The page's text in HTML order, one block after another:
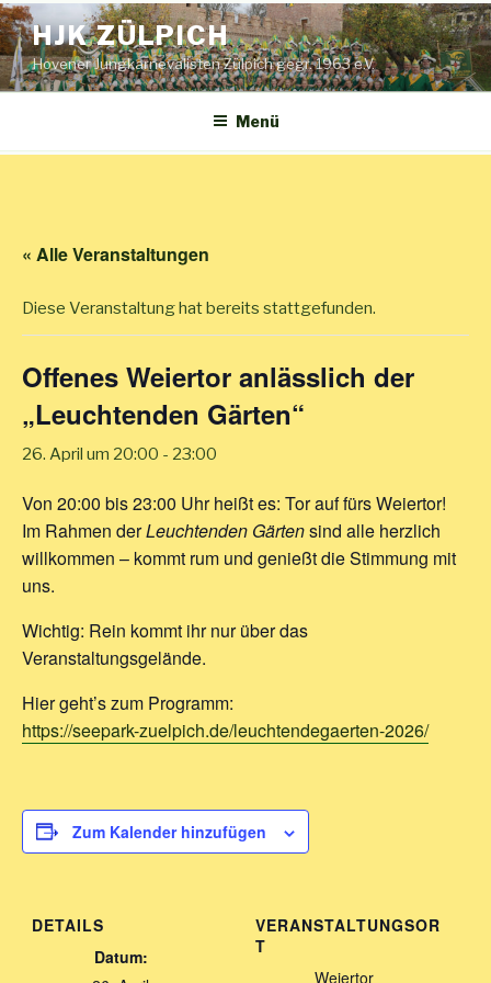
Zum
Inhalt
springen
HJK ZÜLPICH
Hovener Jungkarnevalisten Zülpich gegr. 1963 e.V.
Menü
« Alle Veranstaltungen
Diese Veranstaltung hat bereits stattgefunden.
Offenes Weiertor anlässlich der
„Leuchtenden Gärten“
26. April um 20:00 - 23:00
Von 20:00 bis 23:00 Uhr heißt es: Tor auf fürs Weiertor!
Im Rahmen derLeuchtenden Gärtensind alle herzlich
willkommen – kommt rum und genießt die Stimmung mit
uns.
Wichtig: Rein kommt ihr nur über das
Veranstaltungsgelände.
Hier geht’s zum Programm:
https://seepark-zuelpich.de/leuchtendegaerten-2026/
Zum Kalender hinzufügen
DETAILS
Datum:
VERANSTALTUNGSOR
T
Weiertor